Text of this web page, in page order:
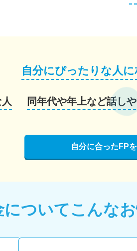
自分にぴったりな人
同年代や年上など話し
自分に合ったFP
ついてこんな